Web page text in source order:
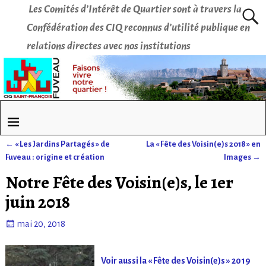
Les Comités d’Intérêt de Quartier sont à travers la
Confédération des CIQ reconnus d’utilité publique en
relations directes avec nos institutions
Navigation des articles
← « Les Jardins Partagés » de
Fuveau : origine et création
La « Fête des Voisin(e)s 2018 » en
Images →
Notre Fête des Voisin(e)s, le 1er
juin 2018
mai 20, 2018
Voir aussi la « Fête des Voisin(e)s » 2019